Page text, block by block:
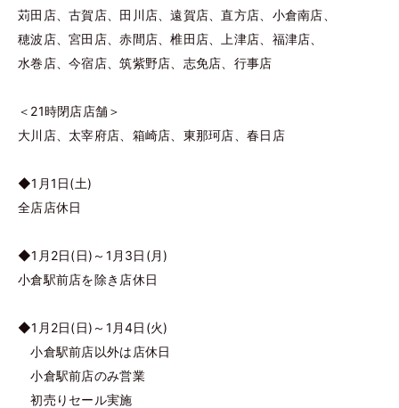
苅田店、古賀店、田川店、遠賀店、直方店、小倉南店、
穂波店、宮田店、赤間店、椎田店、上津店、福津店、
水巻店、今宿店、筑紫野店、志免店、行事店
＜21時閉店店舗＞
大川店、太宰府店、箱崎店、東那珂店、春日店
◆1月1日(土)
全店店休日
◆1月2日(日)～1月3日(月)
小倉駅前店を除き店休日
◆1月2日(日)～1月4日(火)
小倉駅前店以外は店休日
小倉駅前店のみ営業
初売りセール実施